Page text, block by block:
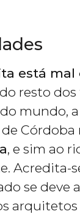
está mal
resto
mundo,
Córdoba
, e sim ao
Acredita-
se deve
arquitetos